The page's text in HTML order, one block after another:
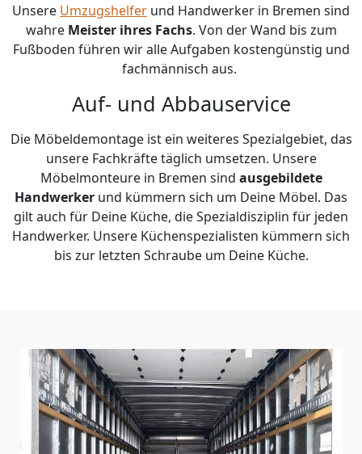
Unsere Umzugshelfer und Handwerker in Bremen sind
wahre Meister ihres Fachs. Von der Wand bis zum
Fußboden führen wir alle Aufgaben kostengünstig und
fachmännisch aus.
Auf- und Abbauservice
Die Möbeldemontage ist ein weiteres Spezialgebiet, das
unsere Fachkräfte täglich umsetzen. Unsere
Möbelmonteure in Bremen sind ausgebildete
Handwerker und kümmern sich um Deine Möbel. Das
gilt auch für Deine Küche, die Spezialdisziplin für jeden
Handwerker. Unsere Küchenspezialisten kümmern sich
bis zur letzten Schraube um Deine Küche.